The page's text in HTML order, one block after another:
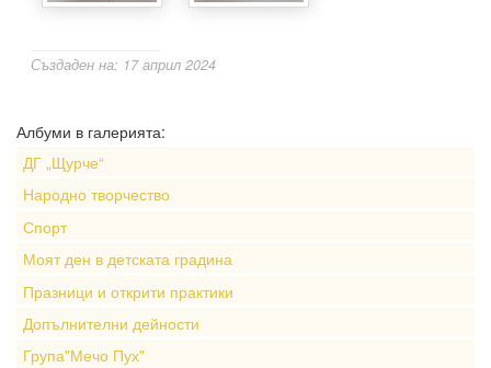
Създаден на: 17 април 2024
Албуми в галерията:
ДГ „Щурче“
Народно творчество
Спорт
Моят ден в детската градина
Празници и открити практики
Допълнителни дейности
Група"Мечо Пух"